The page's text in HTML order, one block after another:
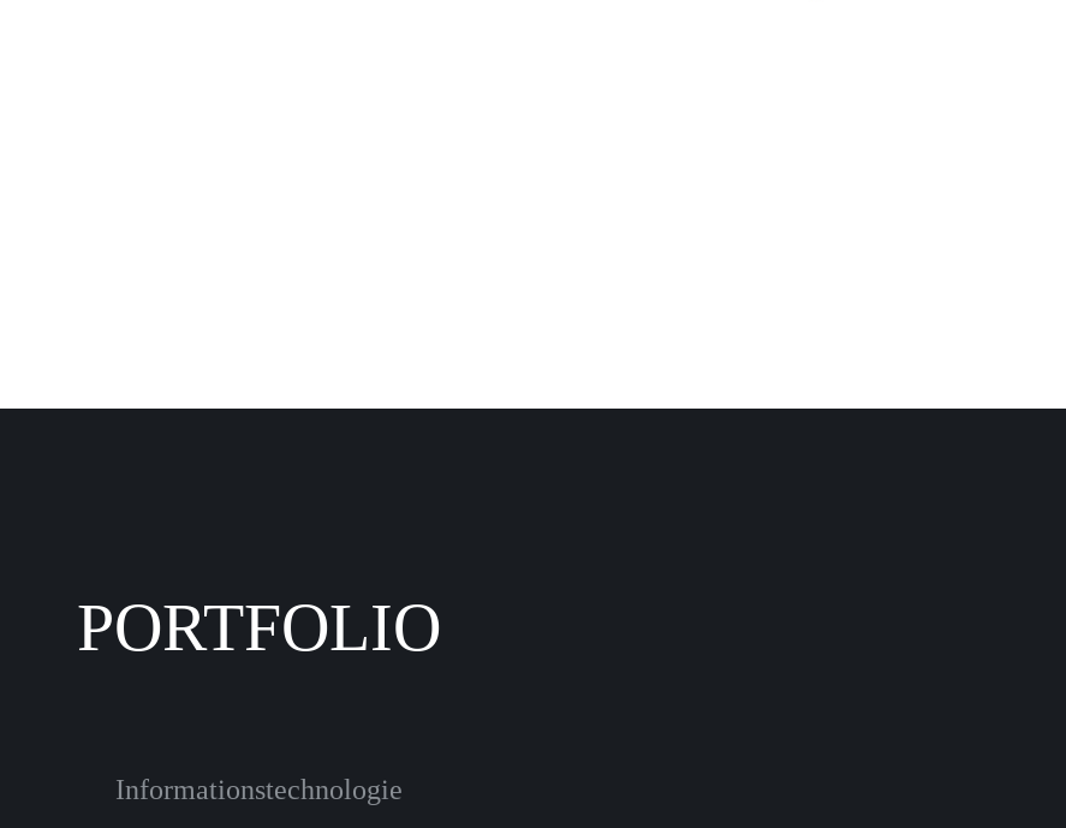
PORTFOLIO
Informationstechnologie